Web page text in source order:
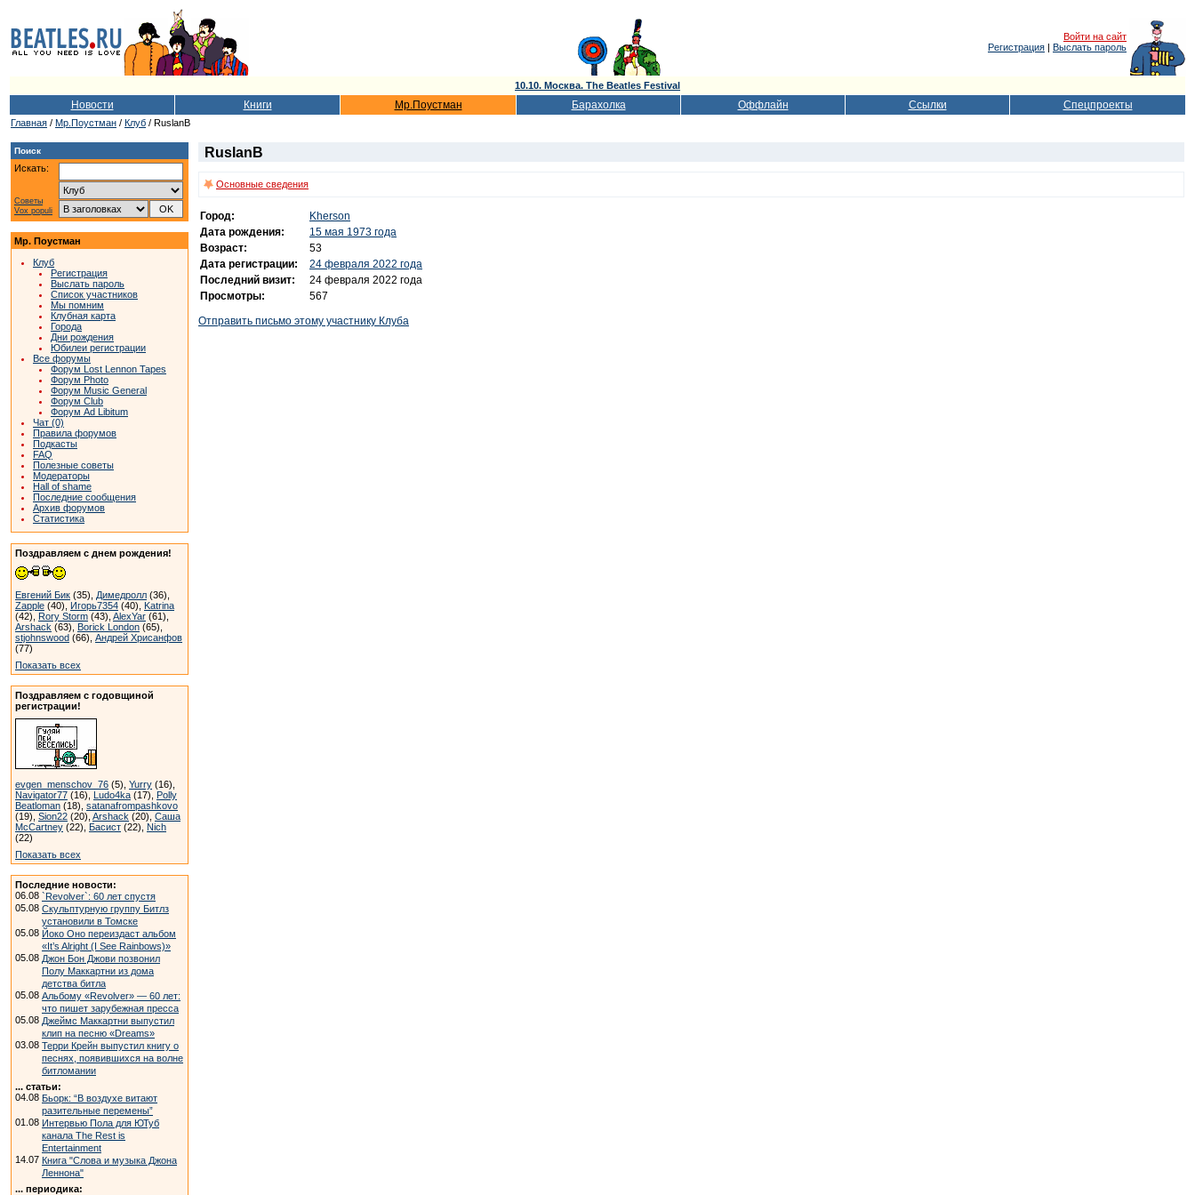
Войти на сайт
Регистрация | Выслать пароль
10.10. Москва. The Beatles Festival
Новости Книги Мр.Поустман Барахолка Оффлайн Ссылки Спецпроекты
Главная / Мр.Поустман / Клуб / RuslanB
Поиск
Искать:
Советы
Vox populi
Мр. Поустман
Клуб
Регистрация
Выслать пароль
Список участников
Мы помним
Клубная карта
Города
Дни рождения
Юбилеи регистрации
Все форумы
Форум Lost Lennon Tapes
Форум Photo
Форум Music General
Форум Club
Форум Ad Libitum
Чат (0)
Правила форумов
Подкасты
FAQ
Полезные советы
Модераторы
Hall of shame
Последние сообщения
Архив форумов
Статистика
Поздравляем с днем рождения!
Евгений Бик (35), Димедролл (36),
Zapple (40), Игорь7354 (40), Katrina
(42), Rory Storm (43), AlexYar (61),
Arshack (63), Borick London (65),
stjohnswood (66), Андрей Хрисанфов
(77)
Показать всех
Поздравляем с годовщиной
регистрации!
evgen_menschov_76 (5), Yurry (16),
Navigator77 (16), Ludo4ka (17), Polly
Beatloman (18), satanafrompashkovo
(19), Sion22 (20), Arshack (20), Саша
McCartney (22), Басист (22), Nich
(22)
Показать всех
Последние новости:
06.08 `Revolver`: 60 лет спустя
05.08 Скульптурную группу Битлз
установили в Томске
05.08 Йоко Оно переиздаст альбом
«It’s Alright (I See Rainbows)»
05.08 Джон Бон Джови позвонил
Полу Маккартни из дома
детства битла
05.08 Альбому «Revolver» — 60 лет:
что пишет зарубежная пресса
05.08 Джеймс Маккартни выпустил
клип на песню «Dreams»
03.08 Терри Крейн выпустил книгу о
песнях, появившихся на волне
битломании
... статьи:
04.08 Бьорк: “В воздухе витают
разительные перемены”
01.08 Интервью Пола для ЮТуб
канала The Rest is
Entertainment
14.07 Книга "Слова и музыка Джона
Леннона"
... периодика:
RuslanB
Основные сведения
Город:
Kherson
Дата рождения:
15 мая 1973 года
Возраст:
53
Дата регистрации:
24 февраля 2022 года
Последний визит:
24 февраля 2022 года
Просмотры:
567
Отправить письмо этому участнику Клуба